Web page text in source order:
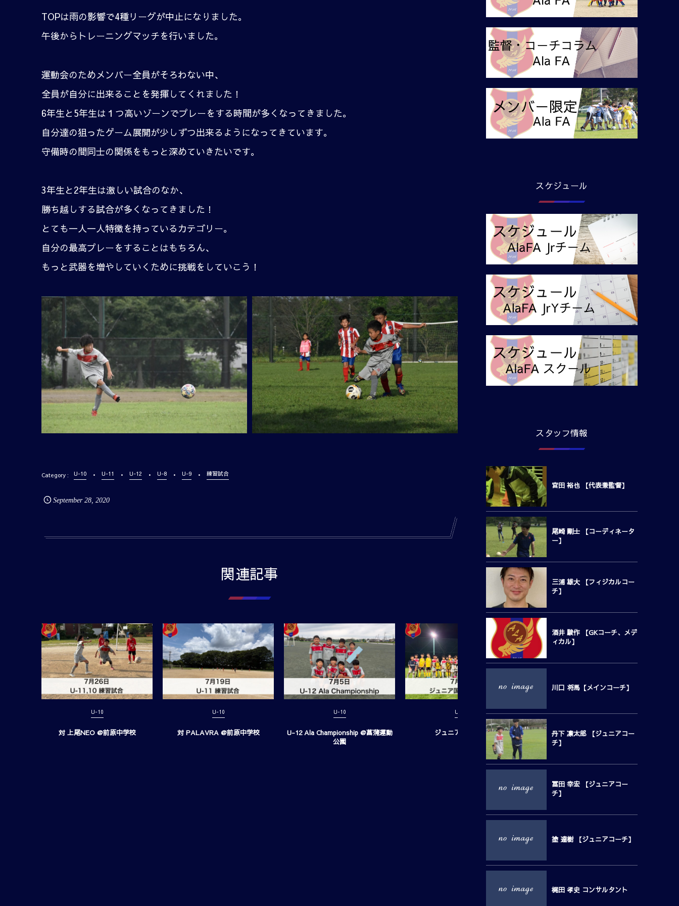
TOPは雨の影響で4種リーグが中止になりました。
午後からトレーニングマッチを行いました。
運動会のためメンバー全員がそろわない中、
全員が自分に出来ることを発揮してくれました！
6年生と5年生は１つ高いゾーンでプレーをする時間が多くなってきました。
自分達の狙ったゲーム展開が少しずつ出来るようになってきています。
守備時の間同士の関係をもっと深めていきたいです。
3年生と2年生は激しい試合のなか、
勝ち越しする試合が多くなってきました！
とても一人一人特徴を持っているカテゴリー。
自分の最高プレーをすることはもちろん、
もっと武器を増やしていくために挑戦をしていこう！
U-10 U-11 U-12 U-8 U-9 練習試合
September 28 ,2020
関連記事
U-10
対 上尾NEO @前原中学校
U-10
対 PALAVRA @前原中学校
U-10
U-12 Ala Championship @菖蒲運動
公園
U-10
ジュニア国際交流
U-10
対 FCリアン、大宮南、中尾少年
スケジュール
スタッフ情報
宮田 裕也 【代表兼監督】
尾崎 剛士 【コーディネータ
ー】
三浦 雄大 【フィジカルコー
チ】
酒井 駿作 【GKコーチ、メデ
ィカル】
川口 将馬【メインコーチ】
丹下 凛太郎 【ジュニアコー
チ】
冨田 幸宏 【ジュニアコー
チ】
塗 達樹 【ジュニアコーチ】
梶田 孝史 コンサルタント